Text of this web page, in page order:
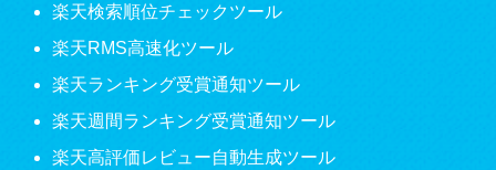
楽天検索順位チェックツール
楽天RMS高速化ツール
楽天ランキング受賞通知ツール
楽天週間ランキング受賞通知ツール
楽天高評価レビュー自動生成ツール